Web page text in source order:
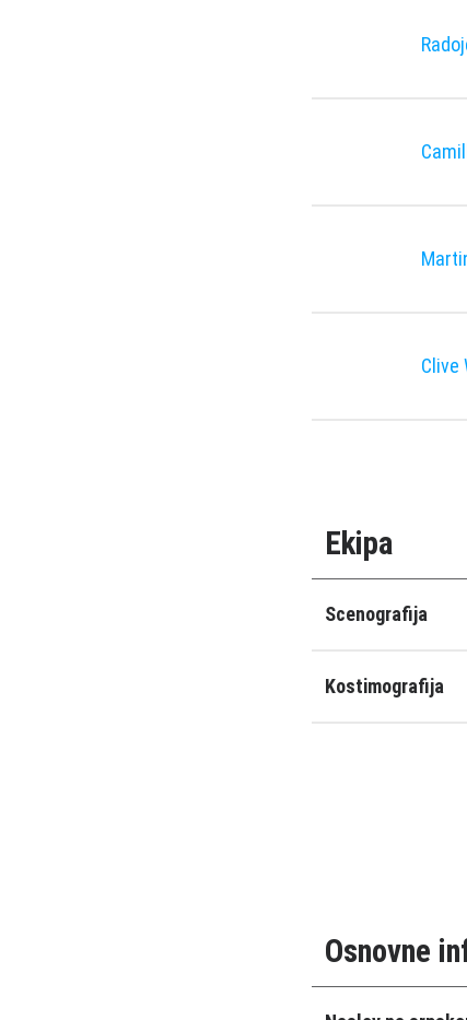
Clive
Ekipa
Scenografija
Kostimografija
Osnovne